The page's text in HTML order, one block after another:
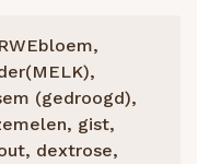
(gedroogd),
gist,
dextrose,